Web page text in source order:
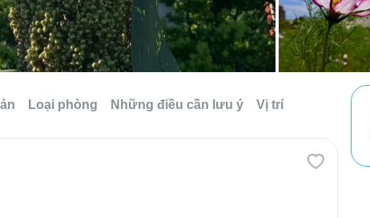
Loại phòng Những điều cần lưu ý Vị trí